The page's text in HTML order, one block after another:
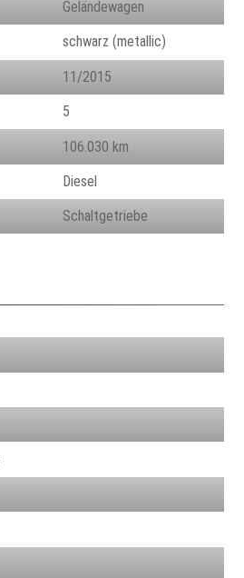
Geländewagen
schwarz (metallic)
11/2015
5
106.030 km
Diesel
Schaltgetriebe